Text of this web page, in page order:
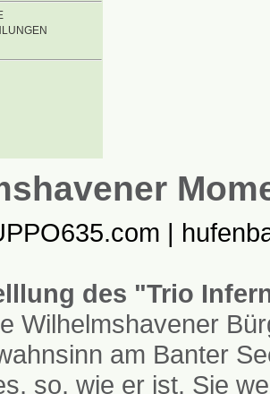
des "Trio
Wilhelmshavener
am Banter
so, wie er ist. Sie